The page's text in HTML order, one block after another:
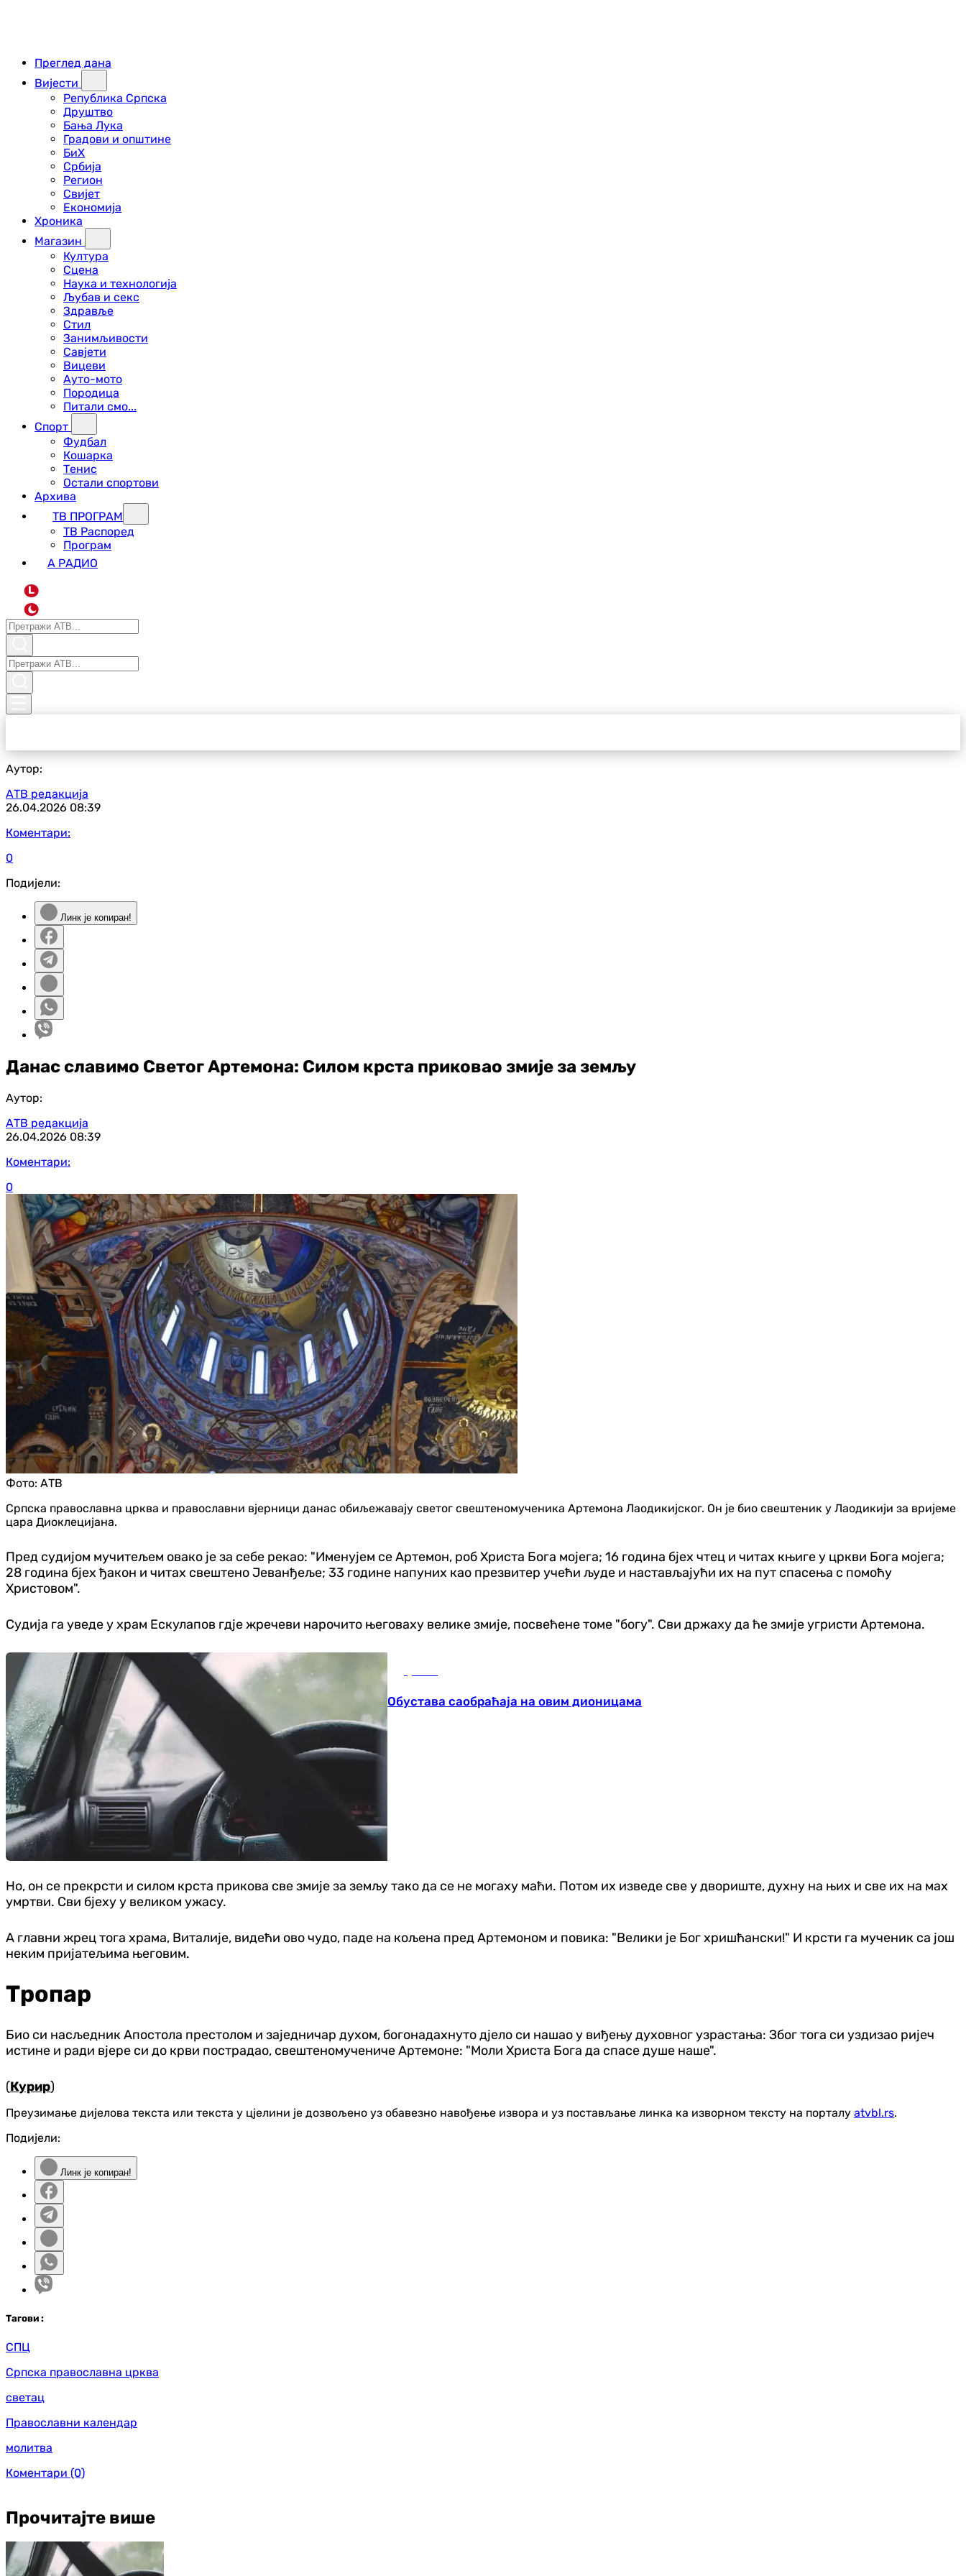
Преглед дана
Вијести
Република Српска
Друштво
Бања Лука
Градови и општине
БиХ
Србија
Регион
Свијет
Економија
Хроника
Магазин
Култура
Сцена
Наука и технологија
Љубав и секс
Здравље
Стил
Занимљивости
Савјети
Вицеви
Ауто-мото
Породица
Питали смо...
Спорт
Фудбал
Кошарка
Тенис
Остали спортови
Архива
ТВ ПРОГРАМ
ТВ Распоред
Програм
А РАДИО
L
Аутор:
АТВ редакција
26.04.2026 08:39
Коментари:
0
Подијели:
Линк је копиран!
Данас славимо Светог Артемона: Силом крста приковао змије за земљу
Аутор:
АТВ редакција
26.04.2026 08:39
Коментари:
0
Фото: АТВ
Српска православна црква и православни вјерници данас обиљежавају светог свештеномученика Артемона Лаодикијског. Он је био свештеник у Лаодикији за вријеме
цара Диоклецијана.
Пред судијом мучитељем овако је за себе рекао: "Именујем се Артемон, роб Христа Бога мојега; 16 година бјех чтец и читах књиге у цркви Бога мојега;
28 година бјех ђакон и читах свештено Јеванђеље; 33 године напуних као презвитер учећи људе и настављајући их на пут спасења с помоћу
Христовом".
Судија га уведе у храм Ескулапов гдје жречеви нарочито његоваху велике змије, посвећене томе "богу". Сви држаху да ће змије угристи Артемона.
Обустава саобраћаја на овим дионицама
Но, он се прекрсти и силом крста прикова све змије за земљу тако да се не могаху маћи. Потом их изведе све у двориште, духну на њих и све их на мах
умртви. Сви бјеху у великом ужасу.
А главни жрец тога храма, Виталије, видећи ово чудо, паде на кољена пред Артемоном и повика: "Велики је Бог хришћански!" И крсти га мученик са још
неким пријатељима његовим.
Тропар
Био си насљедник Апостола престолом и заједничар духом, богонадахнуто дјело си нашао у виђењу духовног узрастања: Због тога си уздизао ријеч
истине и ради вјере си до крви пострадао, свештеномучениче Артемоне: "Моли Христа Бога да спасе душе наше".
(Курир)
Преузимање дијелова текста или текста у цјелини је дозвољено уз обавезно навођење извора и уз постављање линка ка изворном тексту на порталу atvbl.rs.
Подијели:
Линк је копиран!
Тагови :
СПЦ
Српска православна црква
светац
Православни календар
молитва
Коментари (0)
Прочитајте више